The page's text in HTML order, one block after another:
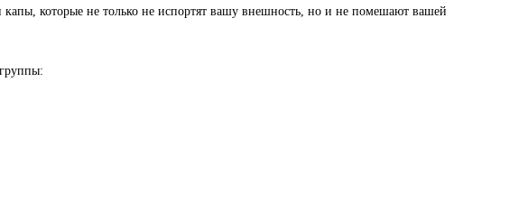
капы, которые не только не испортят вашу внешность, но и не помешают вашей